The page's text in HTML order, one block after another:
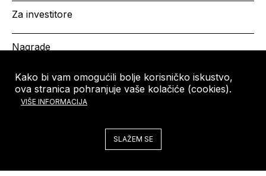
Kako bi vam omogućili bolje korisničko iskustvo,
ova stranica pohranjuje vaše kolačiće (cookies).
VIŠE INFORMACIJA
SLAŽEM SE
Za investitore
Nagrade
HRVATSKA KOMORA
ARHITEKATA
Copyright © HKA 2026